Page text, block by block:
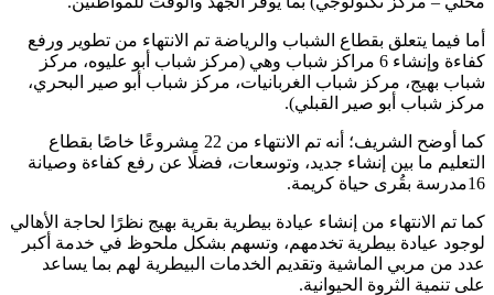
أما فيما يتعلق بقطاع الشباب والرياضة تم الانتهاء من تطوير ورفع
كفاءة وإنشاء 6 مراكز شباب وهي (مركز شباب أبو عليوه، مركز
شباب بهيج، مركز شباب الغربانيات، مركز شباب أبو صير البحري،
مركز شباب أبو صير القبلي).
كما أوضح الشريف؛ أنه تم الانتهاء من 22 مشروعًا خاصًا بقطاع
التعليم ما بين إنشاء جديد، وتوسعات، فضلًا عن رفع كفاءة وصيانة
16مدرسة بقُرى حياة كريمة.
كما تم الانتهاء من إنشاء عيادة بيطرية بقرية بهيج نظرًا لحاجة الأهالي
لوجود عيادة بيطرية تخدمهم، وتسهم بشكل ملحوظ في خدمة أكبر
عدد من مربي الماشية وتقديم الخدمات البيطرية لهم بما يساعد
على تنمية الثروة الحيوانية.